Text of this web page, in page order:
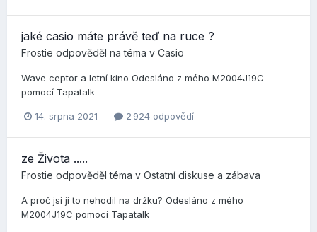
jaké casio máte právě teď na ruce ?
Frostie odpověděl na téma v Casio
Wave ceptor a letní kino Odesláno z mého M2004J19C
pomocí Tapatalk
14. srpna 2021 2 924 odpovědí
ze Života .....
Frostie odpověděl téma v Ostatní diskuse a zábava
A proč jsi ji to nehodil na držku? Odesláno z mého
M2004J19C pomocí Tapatalk